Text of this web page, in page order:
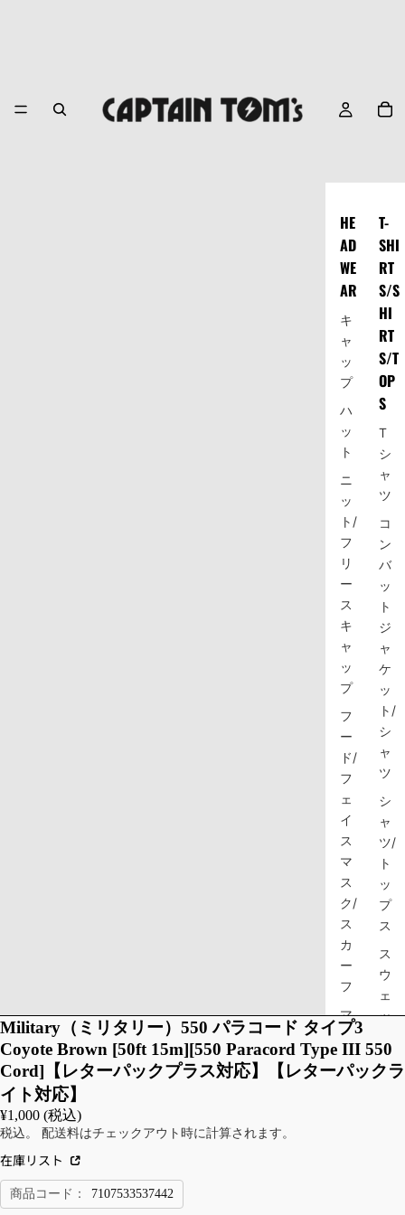
HE
AD
WE
AR
キ
ャ
ッ
プ
ハ
ッ
ト
ニ
ッ
ト/
フ
リ
ー
ス
キ
ャ
ッ
プ
フ
ー
ド/
フ
ェ
イ
ス
マ
ス
ク/
ス
カ
ー
フ
マ
ス
ク
T-
SHI
RT
S/S
HI
RT
S/T
OP
S
T
シ
ャ
ツ
コ
ン
バ
ッ
ト
ジ
ャ
ケ
ッ
ト/
シ
ャ
ツ
シ
ャ
ツ/
ト
ッ
プ
ス
ス
ウ
ェ
ッ
シ
ャ
Military（ミリタリー）550 パラコード タイプ3
Coyote Brown [50ft 15m][550 Paracord Type III 550
Cord]【レターパックプラス対応】【レターパックラ
イト対応】
¥1,000 (税込)
税込。 配送料はチェックアウト時に計算されます。
在庫リスト
商品コード： 7107533537442